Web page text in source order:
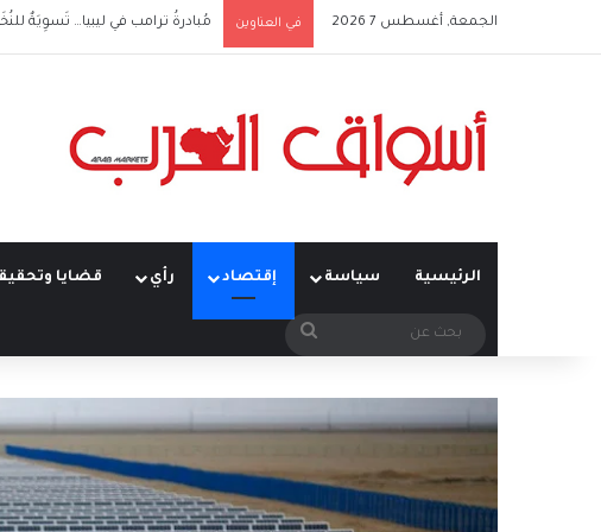
الجمعة, أغسطس 7 2026 في العناوين مُبادرةُ ترامب في ليبيا… تَسوِيَةٌ
الرئيسية سياسة إقتصاد رأي قضايا
بحث